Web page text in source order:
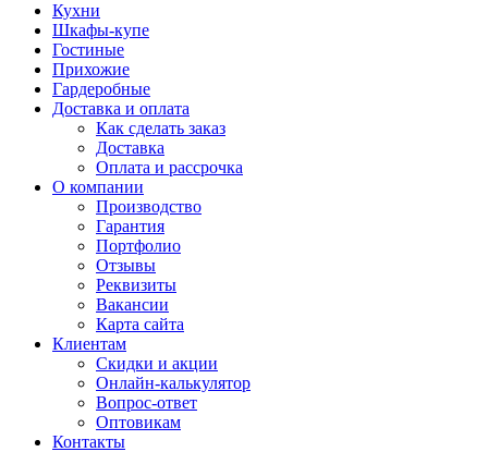
Кухни
Шкафы-купе
Гостиные
Прихожие
Гардеробные
Доставка и оплата
Как сделать заказ
Доставка
Оплата и рассрочка
О компании
Производство
Гарантия
Портфолио
Отзывы
Реквизиты
Вакансии
Карта сайта
Клиентам
Скидки и акции
Онлайн-калькулятор
Вопрос-ответ
Оптовикам
Контакты